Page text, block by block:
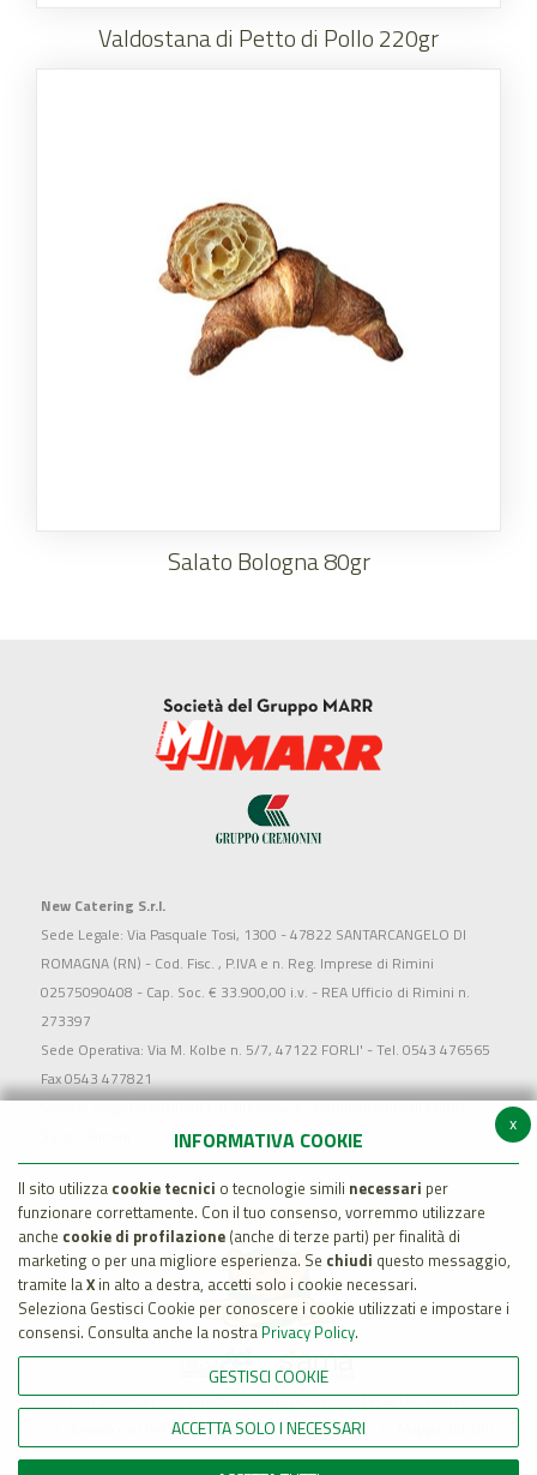
Valdostana di Petto di Pollo 220gr
Salato Bologna 80gr
New Catering S.r.l.
Sede Legale: Via Pasquale Tosi, 1300 - 47822 SANTARCANGELO DI
ROMAGNA (RN) - Cod. Fisc. , P.IVA e n. Reg. Imprese di Rimini
02575090408 - Cap. Soc. € 33.900,00 i.v. - REA Ufficio di Rimini n.
273397
Sede Operativa: Via M. Kolbe n. 5/7, 47122 FORLI' - Tel. 0543 476565
Fax 0543 477821
Società soggetta all'attività di direzione e coordinamento di MARR
Dati Societari Whistleblowing policy
Legal Disclaimer
Cookie Policy Privacy
x
INFORMATIVA COOKIE
Il sito utilizza cookie tecnici o tecnologie simili necessari per
funzionare correttamente. Con il tuo consenso, vorremmo utilizzare
anche cookie di profilazione (anche di terze parti) per finalità di
marketing o per una migliore esperienza. Se chiudi questo messaggio,
tramite laX in alto a destra, accetti solo i cookie necessari.
Seleziona Gestisci Cookie per conoscere i cookie utilizzati e impostare i
consensi. Consulta anche la nostra Privacy Policy.
GESTISCI COOKIE
ACCETTA SOLO I NECESSARI